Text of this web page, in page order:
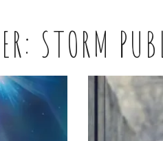
STORM